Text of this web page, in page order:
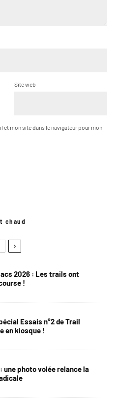
Site web
et mon site dans le navigateur pour mon
chaud
2026 : Les trails ont
!
Essais n°2 de Trail
en kiosque !
: une photo volée relance la